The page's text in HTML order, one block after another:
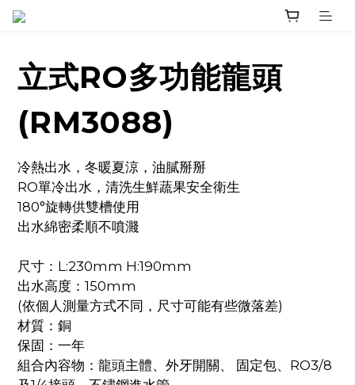
立式RO多功能龍頭
(RM3088)
冷熱出水，冬暖夏涼，油膩掰掰
RO單冷出水，清洗生鮮蔬果安全衛生
180°旋轉供雙槽使用
出水綿密柔順不噴濺
尺寸：L:230mm H:190mm
出水高度：150mm
(依個人測量方式不同，尺寸可能有些微落差)
材質：銅
保固：一年
組合內容物：龍頭主體、外牙開關、 固定包、RO3/8